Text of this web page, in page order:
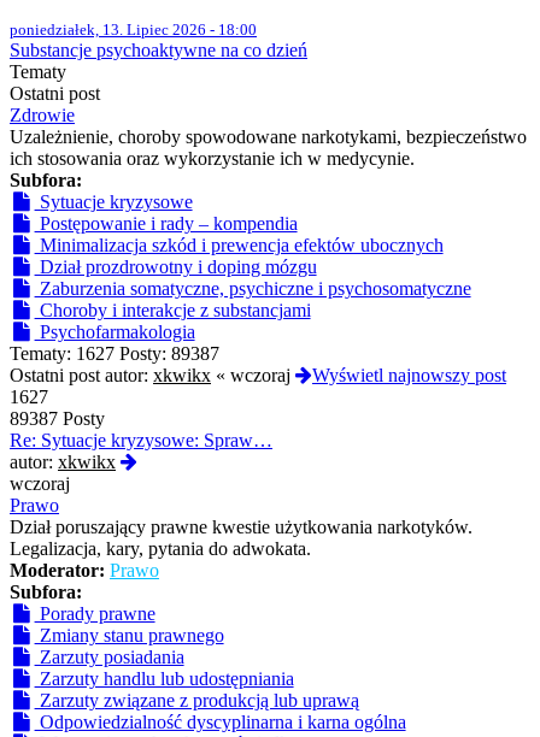
poniedziałek, 13. Lipiec 2026 - 18:00
Substancje psychoaktywne na co dzień
Tematy
Ostatni post
Zdrowie
Uzależnienie, choroby spowodowane narkotykami, bezpieczeństwo
ich stosowania oraz wykorzystanie ich w medycynie.
Subfora:
Sytuacje kryzysowe
Postępowanie i rady – kompendia
Minimalizacja szkód i prewencja efektów ubocznych
Dział prozdrowotny i doping mózgu
Zaburzenia somatyczne, psychiczne i psychosomatyczne
Choroby i interakcje z substancjami
Psychofarmakologia
Tematy: 1627 Posty: 89387
Ostatni post autor: xkwikx « wczoraj
Wyświetl najnowszy post
1627
89387 Posty
Re: Sytuacje kryzysowe: Spraw…
autor: xkwikx
wczoraj
Prawo
Dział poruszający prawne kwestie użytkowania narkotyków.
Legalizacja, kary, pytania do adwokata.
Moderator: Prawo
Subfora:
Porady prawne
Zmiany stanu prawnego
Zarzuty posiadania
Zarzuty handlu lub udostępniania
Zarzuty związane z produkcją lub uprawą
Odpowiedzialność dyscyplinarna i karna ogólna